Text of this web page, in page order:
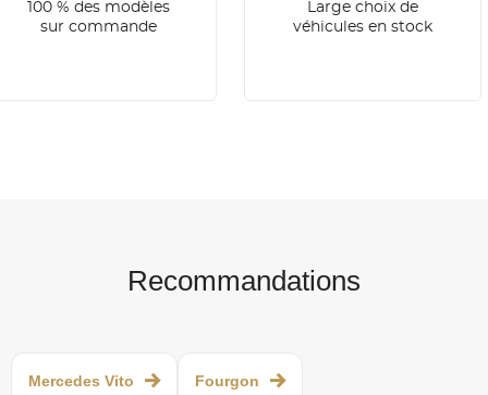
100 % des modèles
sur commande
Large choix de
véhicules en stock
Recommandations
Mercedes Vito Fourgon